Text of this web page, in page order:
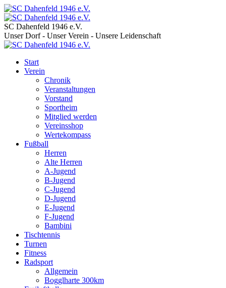
SC Dahenfeld 1946 e.V.
Unser Dorf - Unser Verein - Unsere Leidenschaft
Start
Verein
Chronik
Veranstaltungen
Vorstand
Sportheim
Mitglied werden
Vereinsshop
Wertekompass
Fußball
Herren
Alte Herren
A-Jugend
B-Jugend
C-Jugend
D-Jugend
E-Jugend
F-Jugend
Bambini
Tischtennis
Turnen
Fitness
Radsport
Allgemein
Bogglharte 300km